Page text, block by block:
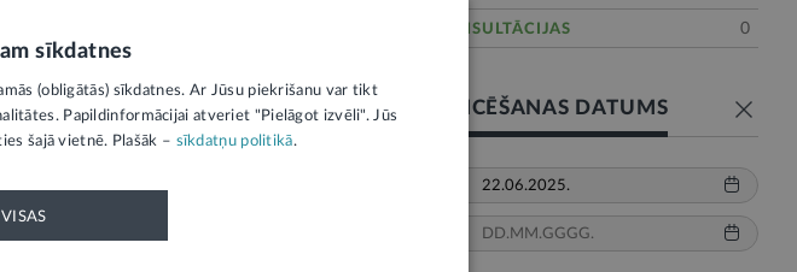
E-KONSULTĀCIJAS 0
PUBLICĒŠANAS DATUMS
sīkdatnes
(obligātās) sīkdatnes. Ar Jūsu piekrišanu var tikt
Papildinformācijai atveriet "Pielāgot izvēli". Jūs
šajā vietnē. Plašāk – sīkdatņu politikā.